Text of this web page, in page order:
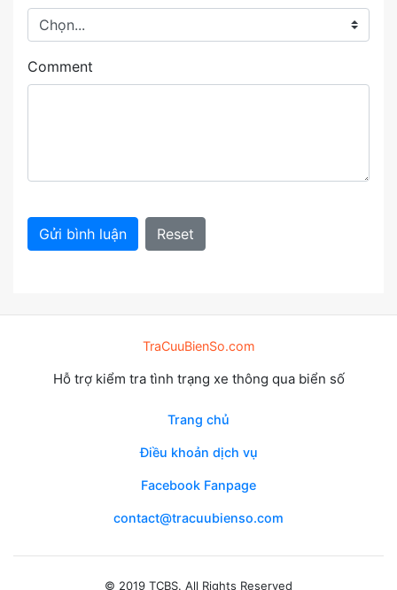
Comment
Gửi bình luận Reset
TraCuuBienSo.com
Hỗ trợ kiểm tra tình trạng xe thông qua biển số
Trang chủ
Điều khoản dịch vụ
Facebook Fanpage
contact@tracuubienso.com
© 2019 TCBS. All Rights Reserved